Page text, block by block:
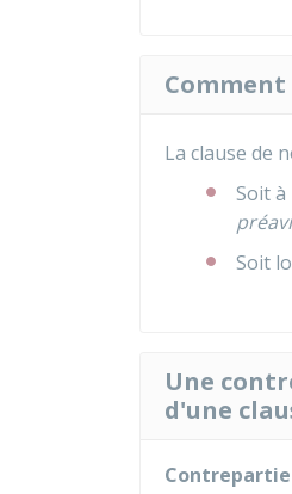
Comment
La clause de
Soit
Soit
Une
d'une